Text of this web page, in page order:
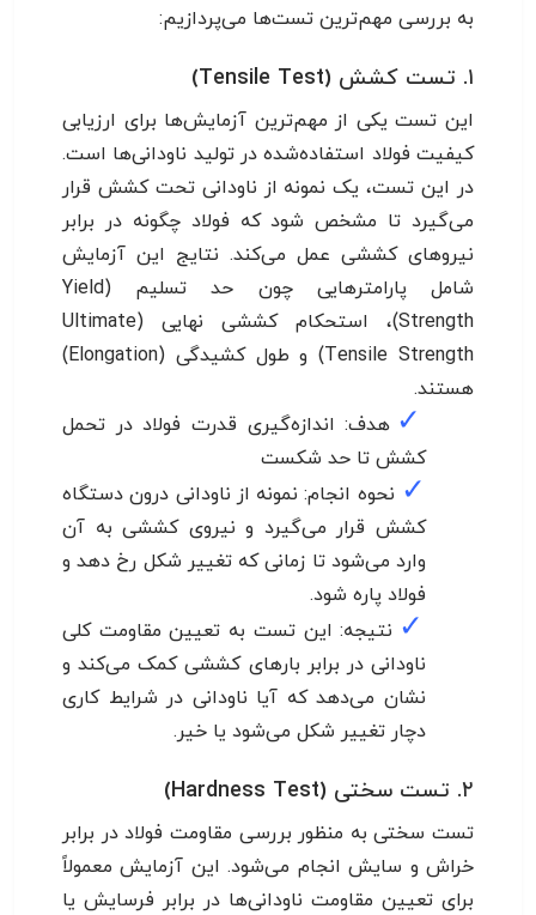
به بررسی مهم‌ترین تست‌ها می‌پردازیم:
۱. تست کشش (Tensile Test)
این تست یکی از مهم‌ترین آزمایش‌ها برای ارزیابی
کیفیت فولاد استفاده‌شده در تولید ناودانی‌ها است.
در این تست، یک نمونه از ناودانی تحت کشش قرار
می‌گیرد تا مشخص شود که فولاد چگونه در برابر
نیروهای کششی عمل می‌کند. نتایج این آزمایش
شامل پارامترهایی چون حد تسلیم (Yield
Strength)، استحکام کششی نهایی (Ultimate
Tensile Strength) و طول کشیدگی (Elongation)
هستند.
✓ هدف: اندازه‌گیری قدرت فولاد در تحمل
کشش تا حد شکست
✓ نحوه انجام: نمونه از ناودانی درون دستگاه
کشش قرار می‌گیرد و نیروی کششی به آن
وارد می‌شود تا زمانی که تغییر شکل رخ دهد و
فولاد پاره شود.
✓ نتیجه: این تست به تعیین مقاومت کلی
ناودانی در برابر بارهای کششی کمک می‌کند و
نشان می‌دهد که آیا ناودانی در شرایط کاری
دچار تغییر شکل می‌شود یا خیر.
۲. تست سختی (Hardness Test)
تست سختی به منظور بررسی مقاومت فولاد در برابر
خراش و سایش انجام می‌شود. این آزمایش معمولاً
برای تعیین مقاومت ناودانی‌ها در برابر فرسایش یا